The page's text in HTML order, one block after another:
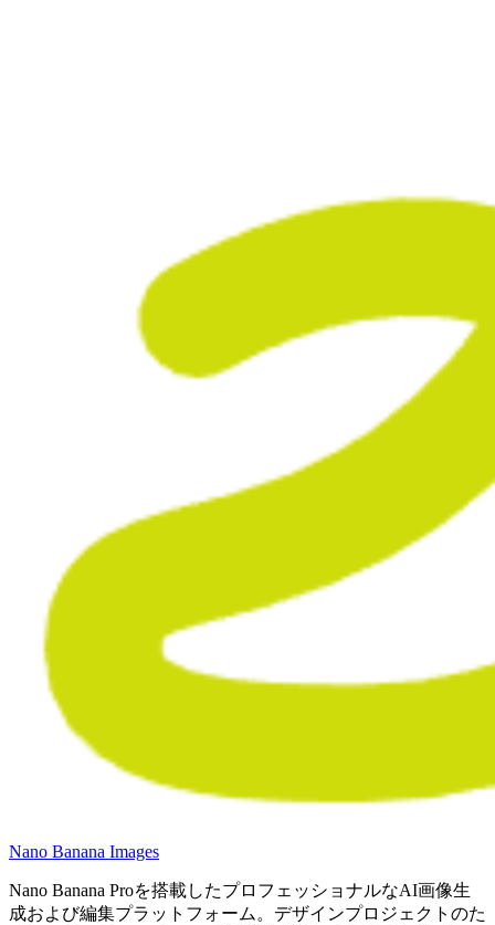
Nano Banana Images
Nano Banana Proを搭載したプロフェッショナルなAI画像生
成および編集プラットフォーム。デザインプロジェクトのた